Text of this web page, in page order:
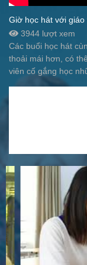
Giờ học hát với
3944 lượt xem
Các buổi học hát
thoải mái hơn, có
viên cố gắng học